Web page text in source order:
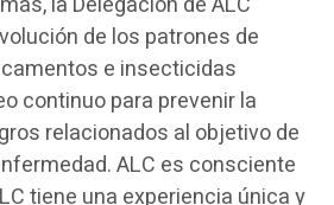
de los patrones de
e insecticidas
continuo para prevenir la
relacionados al objetivo de
ALC es consciente
tiene una experiencia única y